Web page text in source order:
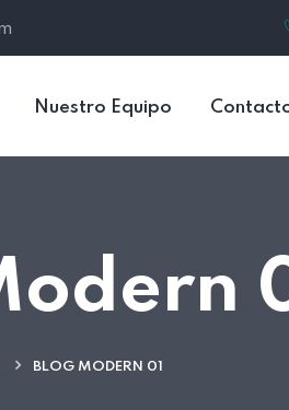
Nuestro Equipo
BLOG MODERN 01